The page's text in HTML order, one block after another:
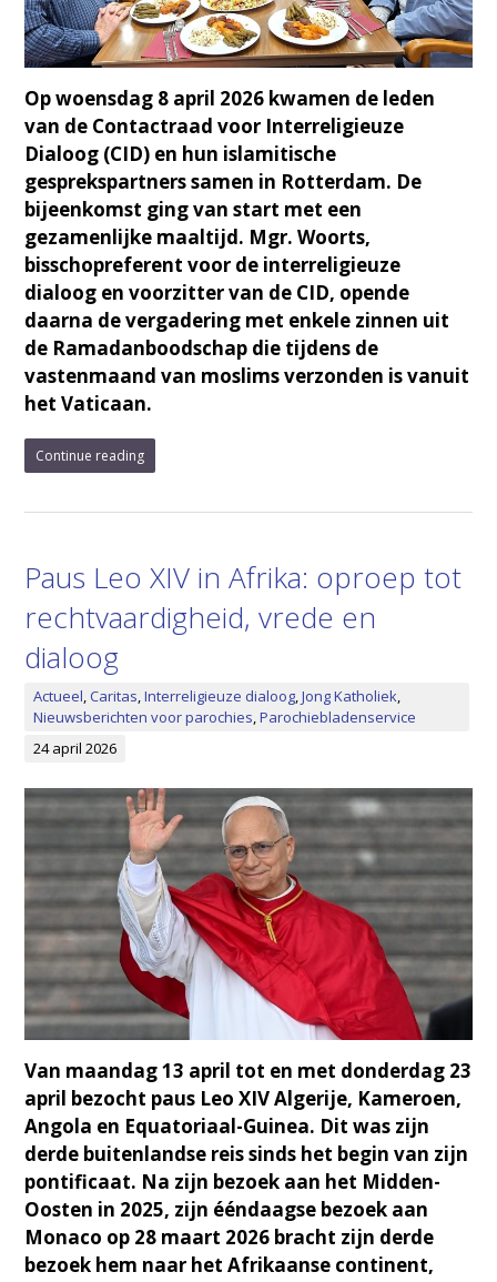
Op woensdag 8 april 2026 kwamen de leden
van de Contactraad voor Interreligieuze
Dialoog (CID) en hun islamitische
gesprekspartners samen in Rotterdam. De
bijeenkomst ging van start met een
gezamenlijke maaltijd. Mgr. Woorts,
bisschopreferent voor de interreligieuze
dialoog en voorzitter van de CID, opende
daarna de vergadering met enkele zinnen uit
de Ramadanboodschap die tijdens de
vastenmaand van moslims verzonden is vanuit
het Vaticaan.
Continue reading
Paus Leo XIV in Afrika: oproep tot
rechtvaardigheid, vrede en
dialoog
Actueel,Caritas,Interreligieuze dialoog,Jong Katholiek,
Nieuwsberichten voor parochies,Parochiebladenservice
24 april 2026
Van maandag 13 april tot en met donderdag 23
april bezocht paus Leo XIV Algerije, Kameroen,
Angola en Equatoriaal-Guinea. Dit was zijn
derde buitenlandse reis sinds het begin van zijn
pontificaat. Na zijn bezoek aan het Midden-
Oosten in 2025, zijn ééndaagse bezoek aan
Monaco op 28 maart 2026 bracht zijn derde
bezoek hem naar het Afrikaanse continent,